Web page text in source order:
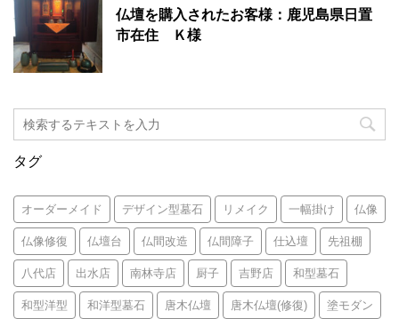
仏壇を購入されたお客様：鹿児島県日置
市在住 Ｋ様
タグ
オーダーメイド デザイン型墓石 リメイク 一幅掛け 仏像
仏像修復 仏壇台 仏間改造 仏間障子 仕込壇 先祖棚
八代店 出水店 南林寺店 厨子 吉野店 和型墓石
和型洋型 和洋型墓石 唐木仏壇 唐木仏壇(修復) 塗モダン